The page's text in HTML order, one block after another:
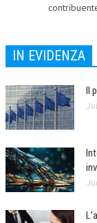
ATTO
OBIETTIVI
DIREZIONE
ALTA
ARCHIVIO
DIVENTA SOCIO
BROCHURE
IN EVIDENZA
Il